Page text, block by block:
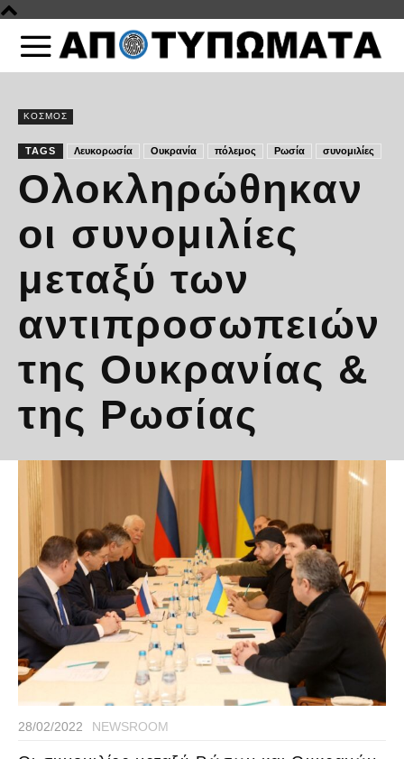
ΚΟΣΜΟΣ
TAGS Λευκορωσία Ουκρανία πόλεμος Ρωσία συνομιλίες
Ολοκληρώθηκαν
οι συνομιλίες
μεταξύ των
αντιπροσωπειών
της Ουκρανίας &
της Ρωσίας
28/02/2022 NEWSROOM